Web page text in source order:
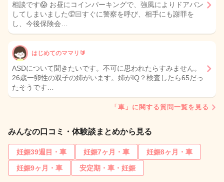
相談です😱 お昼にコインパーキングで、強風によりドアバン
してしまいました🤦🏻すぐに警察を呼び、相手にも謝罪を
し、今後保険会…
はじめてのママリ🔰
ASDについて聞きたいです。不可に思われたらすみません。
26歳一卵性の双子の姉がいます。姉がIQ？検査したら65だっ
たそうです…
「車」に関する質問一覧を見る
みんなの口コミ・体験談まとめから見る
妊娠39週目・車 妊娠7ヶ月・車
妊娠8ヶ月・車
妊娠9ヶ月・車
安定期・車・妊娠